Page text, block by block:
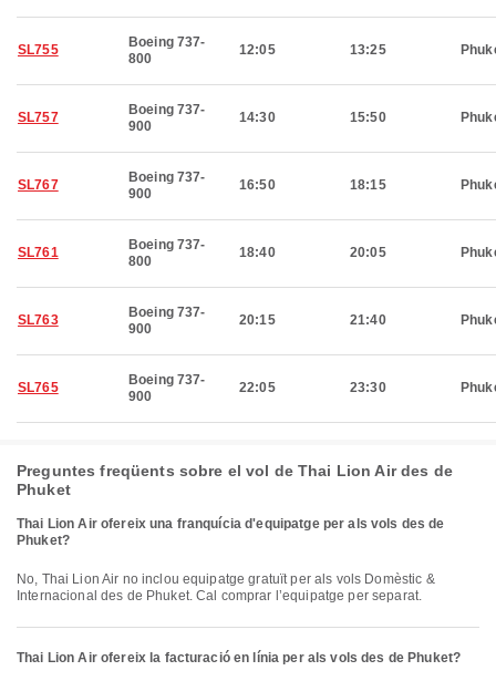
SL755
Boeing 737-
800
12:05 13:25
SL757
Boeing 737-
900
14:30 15:50
SL767
Boeing 737-
900
16:50 18:15
SL761
Boeing 737-
800
18:40 20:05
SL763
Boeing 737-
900
20:15 21:40
SL765
Boeing 737-
900
22:05 23:30
Preguntes freqüents sobre el vol de Thai Lion Air des de
Phuket
Thai Lion Air ofereix una franquícia d'equipatge per als vols des de
Phuket?
No, Thai Lion Air no inclou equipatge gratuït per als vols Domèstic &
Internacional des de Phuket. Cal comprar l’equipatge per separat.
Thai Lion Air ofereix la facturació en línia per als vols des de Phuket?